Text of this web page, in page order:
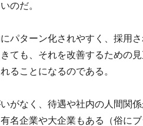
のだ。
パターン化されやすく、採用
ても、それを改善するための
ることになるのである。
がなく、待遇や社内の人間関
名企業や大企業もある（俗に